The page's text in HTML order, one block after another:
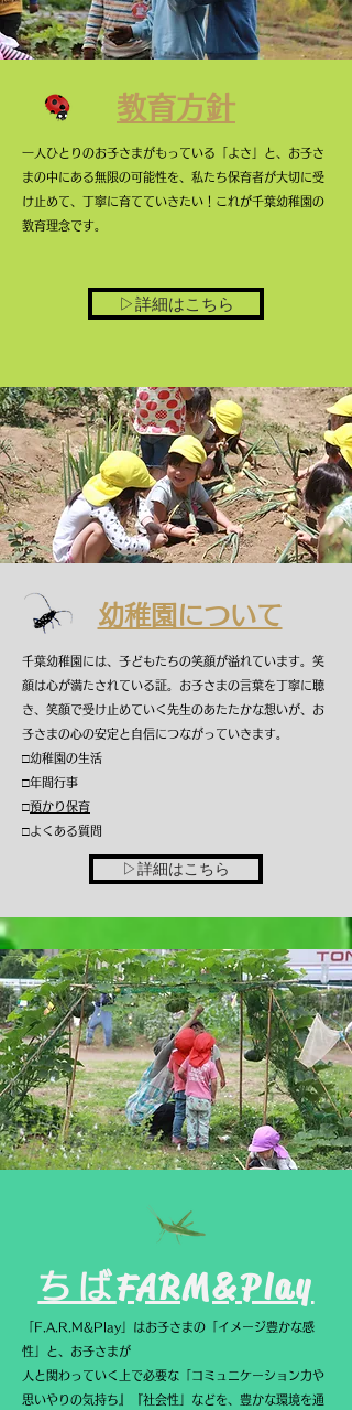
教育方針
一人ひとりのお子さまがもっている「よさ」と、お子さ
まの中にある無限の可能性を、私たち保育者が大切に受
け止めて、丁寧に育てていきたい！これが千葉幼稚園の
教育理念です。
▷詳細はこちら
幼稚園について
千葉幼稚園には、子どもたちの笑顔が溢れています。笑
顔は心が満たされている証。お子さまの言葉を丁寧に聴
き、笑顔で受け止めていく先生のあたたかな想いが、お
子さまの心の安定と自信につながっていきます。
□幼稚園の生活
□年間行事
□預かり保育
□よくある質問
▷詳細はこちら
ちばFARM&Play
「F.A.R.M&Play」はお子さまの「イメージ豊かな感
性」と、お子さまが
人と関わっていく上で必要な「コミュニケーション力や
思いやりの気持ち』『社会性」などを、豊かな環境を通